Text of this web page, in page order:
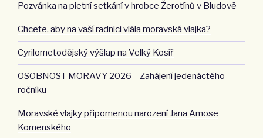
Pozvánka na pietní setkání v hrobce Žerotínů v Bludově
Chcete, aby na vaší radnici vlála moravská vlajka?
Cyrilometodějský výšlap na Velký Kosíř
OSOBNOST MORAVY 2026 – Zahájení jedenáctého
ročníku
Moravské vlajky připomenou narození Jana Amose
Komenského